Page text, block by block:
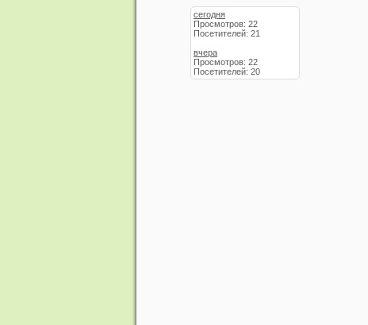
сегодня
Просмотров: 22
Посетителей: 21
вчера
Просмотров: 22
Посетителей: 20